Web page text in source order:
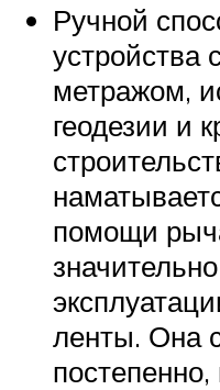
Ручной
устройства
метражом,
геодезии и
помощи
ленты. Она